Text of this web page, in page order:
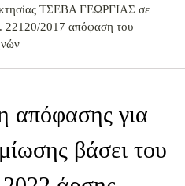
ΤΣΕΒΑ ΓΕΩΡΓΙΑΣ σε
22120/2017 απόφαση του
απόφασης για
βάσει του